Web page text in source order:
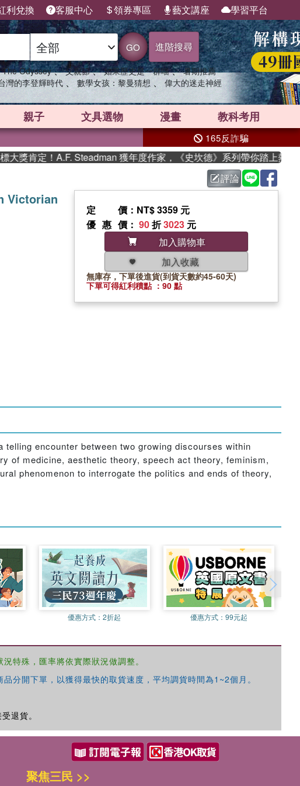
利兌換 客服中心 領券專區 藝文講座 學習平台
GO 進階搜尋
The Odyssey 、 父親節 、 如果歷史是一群喵 、 暑期推薦
灣的李登輝時代 、 數學女孩：黎曼猜想 、 偉大的迷走神經
親子 文具選物 漫畫 教科考用
165反詐騙
獎肯定！A.F. Steadman 獲年度作家，《史坎德》系列帶你踏上熱血奇幻
評論
Victorian
定價 ：NT$ 3359 元
優惠價 ： 90折3023 元
加入購物車
加入收藏
無庫存，下單後進貨(到貨天數約45-60天)
下單可得紅利積點 ：90 點
encounter between two growing discourses within
of medicine, aesthetic theory, speech act theory, feminism,
phenomenon to interrogate the politics and ends of theory,
優惠方式：2折起 優惠方式：99元起
特殊，匯率將依實際狀況做調整。
分開下單，以獲得最快的取貨速度，平均調貨時間為1~2個月。
退貨。
聚焦三民 >>